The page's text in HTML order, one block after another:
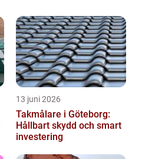
13 juni 2026
Takmålare i Göteborg:
Hållbart skydd och smart
investering